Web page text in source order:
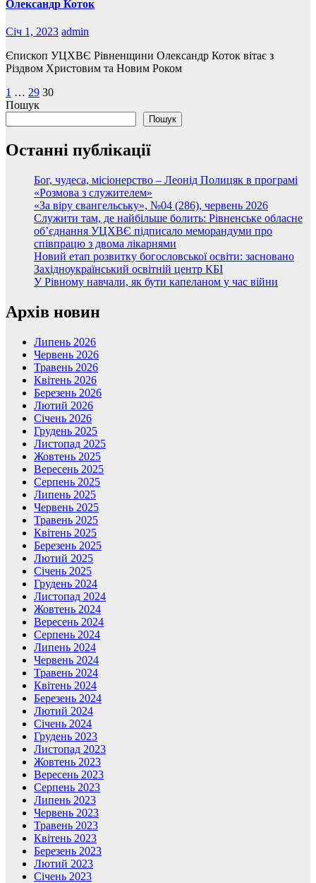
Олександр Коток
Січ 1, 2023 admin
Єпископ УЦХВЄ Рівненщини Олександр Коток вітає з
Різдвом Христовим та Новим Роком
Пагінація
записів
1 … 29 30
Пошук
Пошук
Останні публікації
Бог, чудеса, місіонерство – Леонід Полицяк в програмі
«Розмова з служителем»
«За віру євангельську», №04 (286), червень 2026
Служити там, де найбільше болить: Рівненське обласне
об’єднання УЦХВЄ підписало меморандуми про
співпрацю з двома лікарнями
Новий етап розвитку богословської освіти: засновано
Західноукраїнський освітній центр КБІ
У Рівному навчали, як бути капеланом у час війни
Архів новин
Липень 2026
Червень 2026
Травень 2026
Квітень 2026
Березень 2026
Лютий 2026
Січень 2026
Грудень 2025
Листопад 2025
Жовтень 2025
Вересень 2025
Серпень 2025
Липень 2025
Червень 2025
Травень 2025
Квітень 2025
Березень 2025
Лютий 2025
Січень 2025
Грудень 2024
Листопад 2024
Жовтень 2024
Вересень 2024
Серпень 2024
Липень 2024
Червень 2024
Травень 2024
Квітень 2024
Березень 2024
Лютий 2024
Січень 2024
Грудень 2023
Листопад 2023
Жовтень 2023
Вересень 2023
Серпень 2023
Липень 2023
Червень 2023
Травень 2023
Квітень 2023
Березень 2023
Лютий 2023
Січень 2023